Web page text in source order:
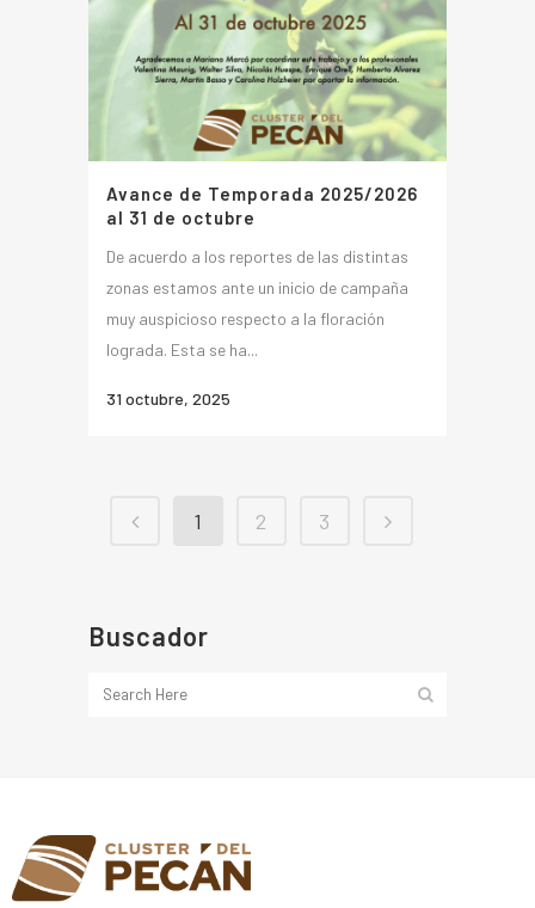
Avance de Temporada 2025/2026
al 31 de octubre
De acuerdo a los reportes de las distintas
zonas estamos ante un inicio de campaña
muy auspicioso respecto a la floración
lograda. Esta se ha...
31 octubre, 2025
1 2 3
Buscador